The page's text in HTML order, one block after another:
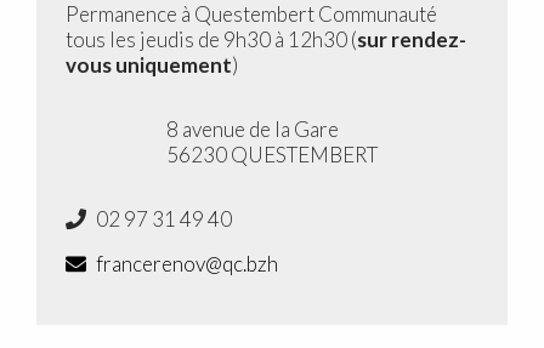
Permanence à Questembert Communauté
tous les jeudis de 9h30 à 12h30 (sur rendez-
vous uniquement)
8 avenue de la Gare
56230 QUESTEMBERT
02 97 31 49 40
francerenov@qc.bzh